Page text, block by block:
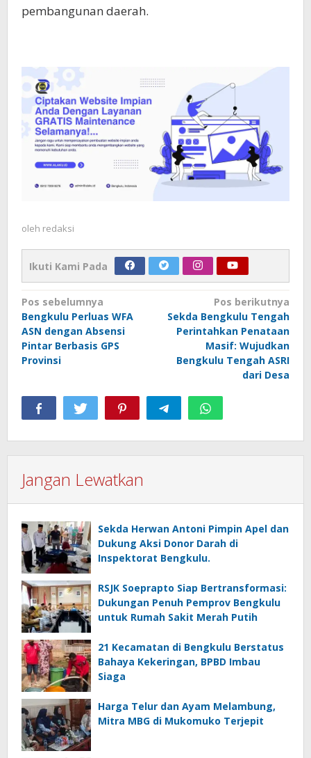
pembangunan daerah.
oleh redaksi
Ikuti Kami Pada
Navigasi
pos
Pos sebelumnya
Bengkulu Perluas WFA
ASN dengan Absensi
Pintar Berbasis GPS
Provinsi
Pos berikutnya
Sekda Bengkulu Tengah
Perintahkan Penataan
Masif: Wujudkan
Bengkulu Tengah ASRI
dari Desa
Jangan Lewatkan
Sekda Herwan Antoni Pimpin Apel dan
Dukung Aksi Donor Darah di
Inspektorat Bengkulu.
RSJK Soeprapto Siap Bertransformasi:
Dukungan Penuh Pemprov Bengkulu
untuk Rumah Sakit Merah Putih
21 Kecamatan di Bengkulu Berstatus
Bahaya Kekeringan, BPBD Imbau
Siaga
Harga Telur dan Ayam Melambung,
Mitra MBG di Mukomuko Terjepit